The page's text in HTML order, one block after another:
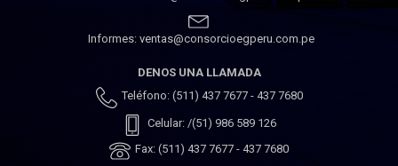
Informes: ventas@consorcioegperu.com.pe
DENOS UNA LLAMADA
Teléfono: (511) 437 7677 - 437 7680
Celular: /(51) 986 589 126
Fax: (511) 437 7677 - 437 7680